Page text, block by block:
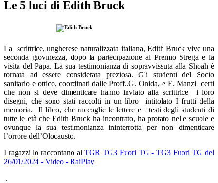
Le 5 luci di Edith Bruck
La scrittrice, ungherese naturalizzata italiana, Edith Bruck vive una
seconda giovinezza, dopo la partecipazione al Premio Strega e la
visita del Papa. La sua testimonianza di sopravvissuta alla Shoah è
tornata ad essere considerata preziosa. Gli studenti del Socio
sanitario e ottico, coordinati dalle Proff..G. Onida, e E. Manzi certi
che non si deve dimenticare hanno inviato alla scrittrice i loro
disegni, che sono stati raccolti in un libro intitolato I frutti della
memoria. Il libro, che raccoglie le lettere e i testi degli studenti di
tutte le età che Edith Bruck ha incontrato, ha protato nelle scuole e
ovunque la sua testimonianza ininterrotta per non dimenticare
l’orrore dell’Olocausto.
I ragazzi lo raccontano alTGR TG3 Fuori TG - TG3 Fuori TG del
26/01/2024 - Video - RaiPlay
.